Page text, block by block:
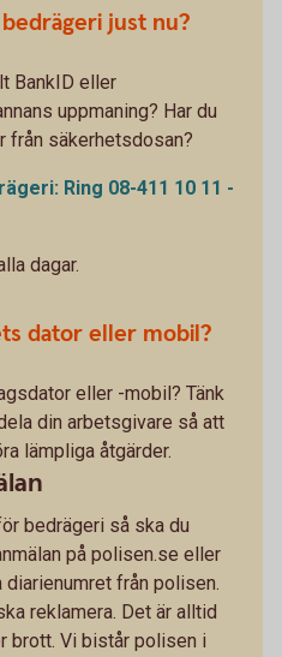
just nu?
BankID eller
uppmaning? Har du
från säkerhetsdosan?
Ring 08-411 10 11 -
dagar.
dator eller mobil?
eller -mobil? Tänk
din arbetsgivare så att
lämpliga åtgärder.
bedrägeri så ska du
på polisen.se eller
diarienumret från polisen.
reklamera. Det är alltid
brott. Vi bistår polisen i